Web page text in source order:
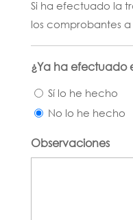
Si ha efectuado la
los comprobantes
¿Ya ha efectuado
Sí lo he hecho
No lo he hecho
Observaciones